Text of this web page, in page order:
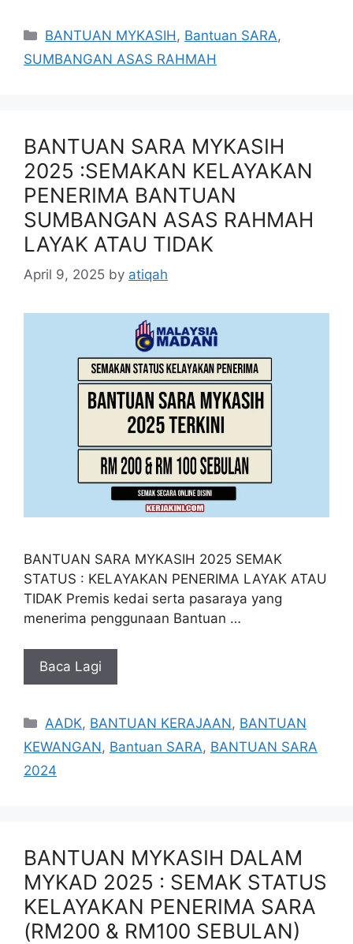
Categories
BANTUAN MYKASIH , Bantuan SARA,
SUMBANGAN ASAS RAHMAH
BANTUAN SARA MYKASIH
2025 :SEMAKAN KELAYAKAN
PENERIMA BANTUAN
SUMBANGAN ASAS RAHMAH
LAYAK ATAU TIDAK
April 9, 2025 by atiqah
BANTUAN SARA MYKASIH 2025 SEMAK
STATUS : KELAYAKAN PENERIMA LAYAK ATAU
TIDAK Premis kedai serta pasaraya yang
menerima penggunaan Bantuan …
Baca Lagi
Categories
AADK, BANTUAN KERAJAAN, BANTUAN
KEWANGAN, Bantuan SARA, BANTUAN SARA
2024
BANTUAN MYKASIH DALAM
MYKAD 2025 : SEMAK STATUS
KELAYAKAN PENERIMA SARA
(RM200 & RM100 SEBULAN)